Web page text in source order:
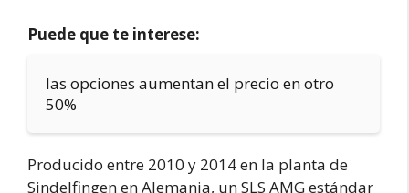
Puede que te interese:
las opciones aumentan el precio en otro
50%
Producido entre 2010 y 2014 en la planta de
Sindelfingen en Alemania, un SLS AMG estándar